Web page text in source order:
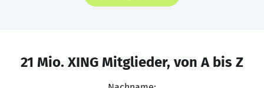
21 Mio. XING Mitglieder, von A bis Z